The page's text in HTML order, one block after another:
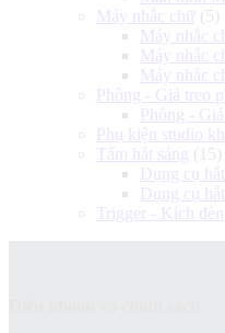
Máy nhắc chữ (5)
Máy nhắc
Máy nhắc
Máy nhắc
Phông - Giá treo
Phông -
Phụ kiện studio
Tấm hắt sáng (15)
Dụng cụ
Dụng cụ
Trigger - Kích đèn